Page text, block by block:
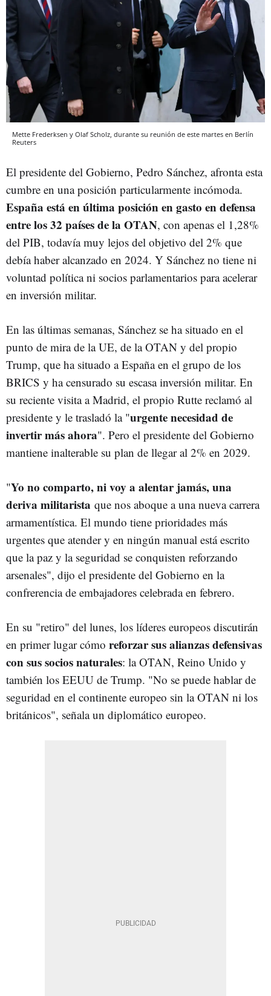
Mette Frederksen y Olaf Scholz, durante su reunión de este martes en Berlín
Reuters
El presidente del Gobierno, Pedro Sánchez, afronta esta
cumbre en una posición particularmente incómoda.
España está en última posición en gasto en defensa
entre los 32 países de la OTAN, con apenas el 1,28%
del PIB, todavía muy lejos del objetivo del 2% que
debía haber alcanzado en 2024. Y Sánchez no tiene ni
voluntad política ni socios parlamentarios para acelerar
en inversión militar.
En las últimas semanas, Sánchez se ha situado en el
punto de mira de la UE, de la OTAN y del propio
Trump, que ha situado a España en el grupo de los
BRICS y ha censurado su escasa inversión militar. En
su reciente visita a Madrid, el propio Rutte reclamó al
presidente y le trasladó la "urgente necesidad de
invertir más ahora". Pero el presidente del Gobierno
mantiene inalterable su plan de llegar al 2% en 2029.
"Yo no comparto, ni voy a alentar jamás, una
deriva militarista que nos aboque a una nueva carrera
armamentística. El mundo tiene prioridades más
urgentes que atender y en ningún manual está escrito
que la paz y la seguridad se conquisten reforzando
arsenales", dijo el presidente del Gobierno en la
confrerencia de embajadores celebrada en febrero.
En su "retiro" del lunes, los líderes europeos discutirán
en primer lugar cómo reforzar sus alianzas defensivas
con sus socios naturales: la OTAN, Reino Unido y
también los EEUU de Trump. "No se puede hablar de
seguridad en el continente europeo sin la OTAN ni los
británicos", señala un diplomático europeo.